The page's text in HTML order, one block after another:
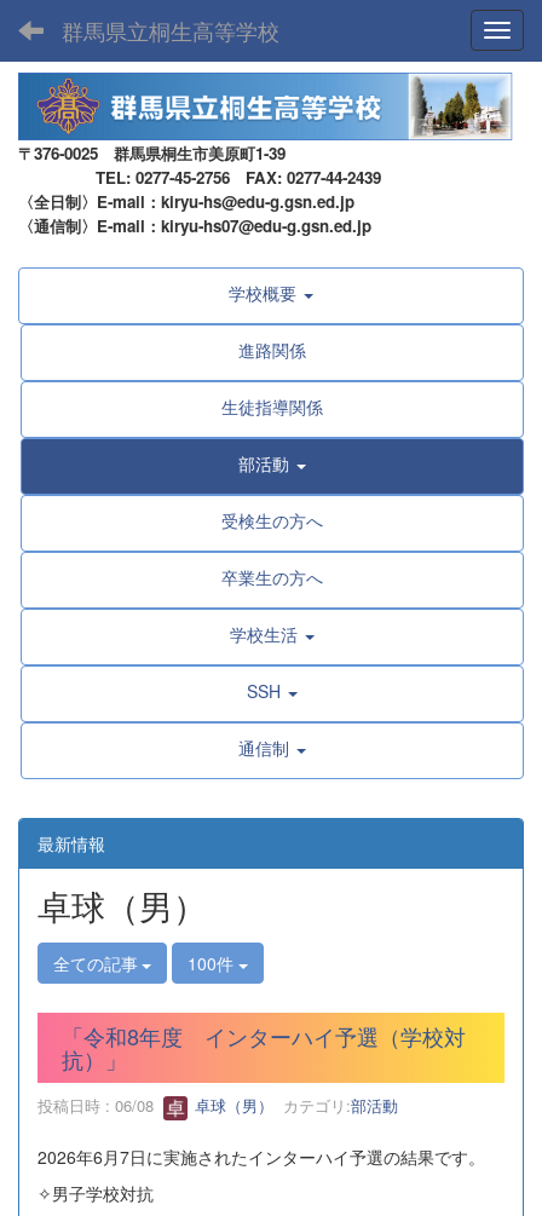
群馬県立桐生高等学校
〒376-0025 群馬県桐生市美原町1-39
TEL: 0277-45-2756 FAX: 0277-44-2439
〈全日制〉E-mail：kiryu-hs@edu-g.gsn.ed.jp
〈通信制〉E-mail：kiryu-hs07@edu-g.gsn.ed.jp
学校概要
進路関係
生徒指導関係
部活動
受検生の方へ
卒業生の方へ
学校生活
SSH
通信制
最新情報
卓球（男）
全ての記事 100件
「令和8年度 インターハイ予選（学校対
抗）」
投稿日時 : 06/08 卓球（男） カテゴリ:部活動
2026年6月7日に実施されたインターハイ予選の結果です。
✧男子学校対抗